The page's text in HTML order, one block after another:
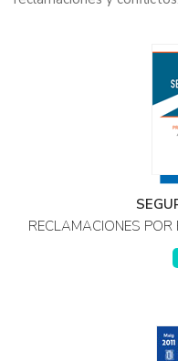
RECLAMACIONES POR